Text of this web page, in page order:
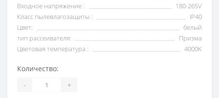
Входное напряжение :
180-265V
Класс пылевлагозащиты :
IP40
Цвет:
белый
тип рассеивателя:
Призма
Цветовая температура :
4000K
Количество:
- +